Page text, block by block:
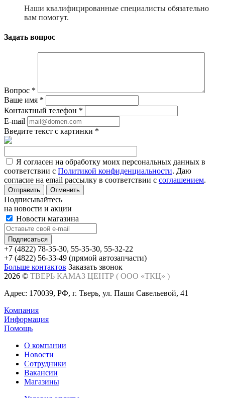
Наши квалифицированные специалисты обязательно
вам помогут.
Задать вопрос
Вопрос *
Ваше имя *
Контактный телефон *
E-mail
Введите текст с картинки *
Я согласен на обработку моих персональных данных в
соответствии с Политикой конфиденциальности. Даю
согласие на email рассылку в соответствии с соглашением.
Отменить
Подписывайтесь
на новости и акции
Новости магазина
+7 (4822) 78-35-30, 55-35-30, 55-32-22
+7 (4822) 56-33-49 (прямой автозапчасти)
Больше контактов Заказать звонок
2026 © ТВЕРЬ КАМАЗ ЦЕНТР ( ООО «ТКЦ» )
Адрес: 170039, РФ, г. Тверь, ул. Паши Савельевой, 41
Компания
Информация
Помощь
О компании
Новости
Сотрудники
Вакансии
Магазины